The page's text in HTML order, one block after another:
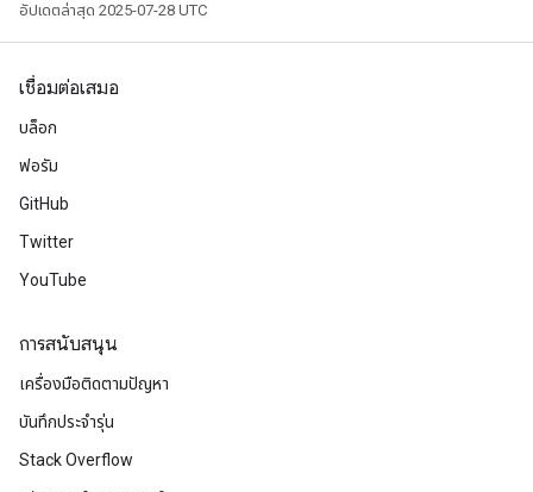
อัปเดตล่าสุด 2025-07-28 UTC
เชื่อมต่อเสมอ
บล็อก
ฟอรัม
GitHub
Twitter
YouTube
การสนับสนุน
เครื่องมือติดตามปัญหา
บันทึกประจำรุ่น
Stack Overflow